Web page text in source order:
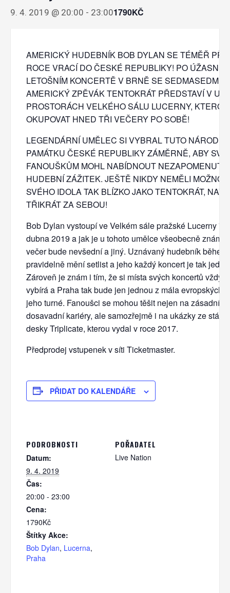
9. 4. 2019 @ 20:00 - 23:001790KČ
AMERICKÝ HUDEBNÍK BOB DYLAN SE TÉMĚŘ
ROCE VRACÍ DO ČESKÉ REPUBLIKY! PO
LETOŠNÍM KONCERTĚ V BRNĚ SE
AMERICKÝ ZPĚVÁK TENTOKRÁT PŘEDSTAVÍ V
PROSTORÁCH VELKÉHO SÁLU LUCERNY,
OKUPOVAT HNED TŘI VEČERY PO SOBĚ!
LEGENDÁRNÍ UMĚLEC SI VYBRAL TUTO NÁRODNÍ
PAMÁTKU ČESKÉ REPUBLIKY ZÁMĚRNĚ, ABY
FANOUŠKŮM MOHL NABÍDNOUT
HUDEBNÍ ZÁŽITEK. JEŠTĚ NIKDY NEMĚLI
SVÉHO IDOLA TAK BLÍZKO JAKO TENTOKRÁT,
TŘIKRÁT ZA SEBOU!
Bob Dylan vystoupí ve Velkém sále pražské Lucerny 7.,
dubna 2019 a jak je u tohoto umělce všeobecně
večer bude nevšední a jiný. Uznávaný hudebník během
pravidelně mění setlist a jeho každý koncert je tak
Zároveň je znám i tím, že si místa svých koncertů vždy
vybírá a Praha tak bude jen jednou z mála evropských
jeho turné. Fanoušci se mohou těšit nejen na zásadní
dosavadní kariéry, ale samozřejmě i na ukázky ze stále
desky Triplicate, kterou vydal v roce 2017.
Předprodej vstupenek v síti Ticketmaster.
PŘIDAT DO KALENDÁŘE
PODROBNOSTI
Datum:
9. 4. 2019
Čas:
20:00 - 23:00
Cena:
1790Kč
Štítky Akce:
Bob Dylan, Lucerna,
Praha
POŘADATEL
Live Nation